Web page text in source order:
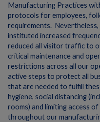
Manufacturing Practices
protocols for employees,
requirements.
instituted increased
reduced all visitor traffic to
critical maintenance and
restrictions across all our
active steps to protect all
that are needed to fulfill
hygiene, social distancing
rooms) and limiting access
throughout our